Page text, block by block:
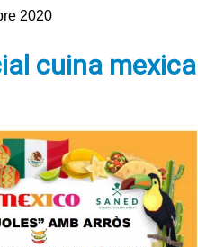
2020
cuina